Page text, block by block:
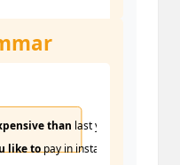
than last year’s model)
like to pay in installments?